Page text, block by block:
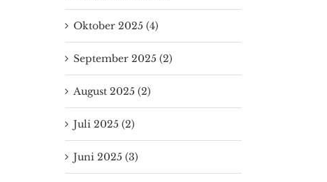
Oktober 2025 (4)
September 2025 (2)
August 2025 (2)
Juli 2025 (2)
Juni 2025 (3)